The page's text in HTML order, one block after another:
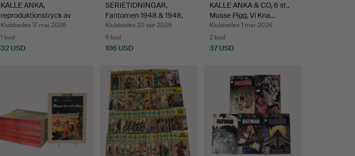
KALLE ANKA,
reproduktionstryck av
exemplar…
Klubbades 17 maj 2026
1 bud
32 USD
SERIETIDNINGAR,
Fantomen 1948 & 1948,
Tarz…
Klubbades 20 apr 2026
9 bud
106 USD
KALLE ANKA & CO, 6 st.,
Musse Pigg, Vi Kna…
Klubbades 1 mar 2026
2 bud
37 USD